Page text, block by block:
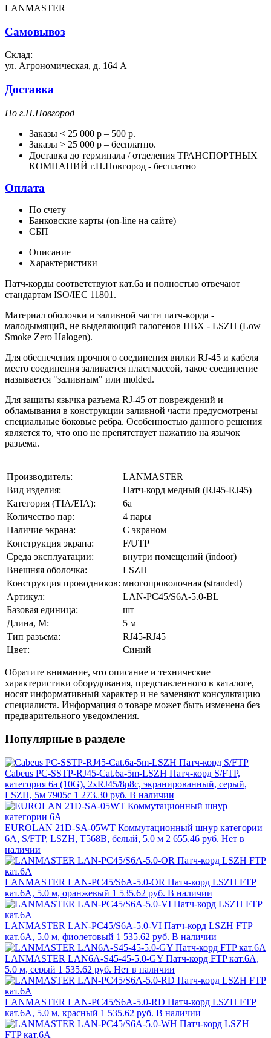
LANMASTER
Самовывоз
Склад:
ул. Агрономическая, д. 164 А
Доставка
По г.Н.Новгород
Заказы < 25 000 р – 500 р.
Заказы > 25 000 р – бесплатно.
Доставка до терминала / отделения ТРАНСПОРТНЫХ
КОМПАНИЙ г.Н.Новгород - бесплатно
Оплата
По счету
Банковские карты (on-line на сайте)
СБП
Описание
Характеристики
Патч-корды соответствуют кат.6a и полностью отвечают
стандартам ISO/IEC 11801.
Материал оболочки и заливной части патч-корда -
малодымящий, не выделяющий галогенов ПВХ - LSZH (Low
Smoke Zero Halogen).
Для обеспечения прочного соединения вилки RJ-45 и кабеля
место соединения заливается пластмассой, такое соединение
называется "заливным" или molded.
Для защиты язычка разъема RJ-45 от повреждений и
обламывания в конструкции заливной части предусмотрены
специальные боковые ребра. Особенностью данного решения
является то, что оно не препятствует нажатию на язычок
разъема.
Производитель:
LANMASTER
Вид изделия:
Патч-корд медный (RJ45-RJ45)
Категория (TIA/EIA):
6a
Количество пар:
4 пары
Наличие экрана:
С экраном
Конструкция экрана:
F/UTP
Среда эксплуатации:
внутри помещений (indoor)
Внешняя оболочка:
LSZH
Конструкция проводников: многопроволочная (stranded)
Артикул:
LAN-PC45/S6A-5.0-BL
Базовая единица:
шт
Длина, М:
5 м
Тип разъема:
RJ45-RJ45
Цвет:
Синий
Обратите внимание, что описание и технические
характеристики оборудования, представленного в каталоге,
носят информативный характер и не заменяют консультацию
специалиста. Информация о товаре может быть изменена без
предварительного уведомления.
Популярные в разделе
Cabeus PC-SSTP-RJ45-Cat.6a-5m-LSZH Патч-корд S/FTP,
категория 6а (10G), 2xRJ45/8p8c, экранированный, серый,
LSZH, 5м 7905c 1 273.30 руб. В наличии
EUROLAN 21D-SA-05WT Коммутационный шнур категории
6A, S/FTP, LSZH, T568B, белый, 5.0 м 2 655.46 руб. Нет в
наличии
LANMASTER LAN-PC45/S6A-5.0-OR Патч-корд LSZH FTP
кат.6A, 5.0 м, оранжевый 1 535.62 руб. В наличии
LANMASTER LAN-PC45/S6A-5.0-VI Патч-корд LSZH FTP
кат.6A, 5.0 м, фиолетовый 1 535.62 руб. В наличии
LANMASTER LAN6A-S45-45-5.0-GY Патч-корд FTP кат.6A,
5.0 м, серый 1 535.62 руб. Нет в наличии
LANMASTER LAN-PC45/S6A-5.0-RD Патч-корд LSZH FTP
кат.6A, 5.0 м, красный 1 535.62 руб. В наличии